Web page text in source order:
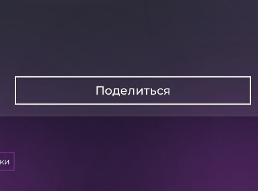
Поделиться